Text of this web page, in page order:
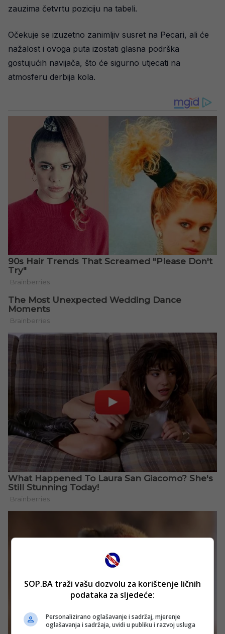
zauzima četvrtu poziciju na tabeli.
Očekuje se izuzetno zanimljiv susret na Pecari, ali će
nažalost i ovoga puta izostati glasna podrška
gostujućih navijača, što će sigurno utjecati na
atmosferu derbija kola.
SOP.BA traži vašu dozvolu za korištenje ličnih
podataka za sljedeće:
Personalizirano oglašavanje i sadržaj, mjerenje
oglašavanja i sadržaja, uvidi u publiku i razvoj usluga